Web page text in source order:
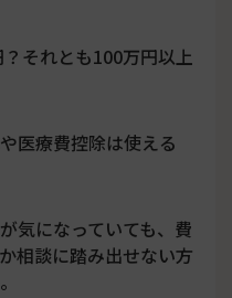
それとも100万円以上
医療費控除は使える
気になっていても、費
相談に踏み出せない方